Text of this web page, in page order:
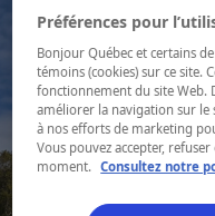
Préférences pour
Bonjour Québec et certains
témoins (cookies) sur ce site.
fonctionnement du site Web.
améliorer la navigation sur le
à nos efforts de marketing
Vous pouvez accepter,
moment.
Consultez notre